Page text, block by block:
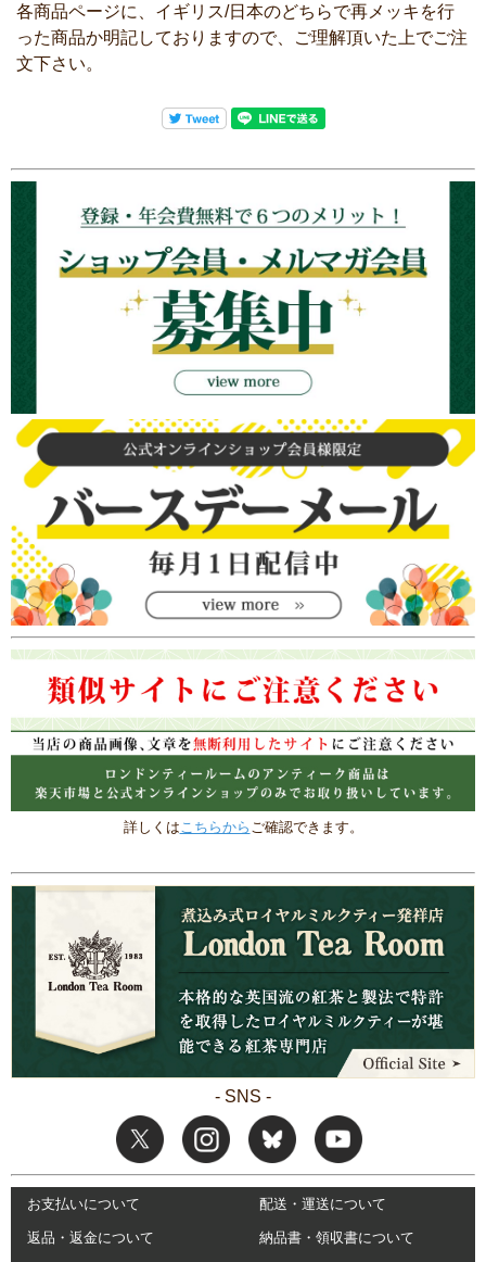
各商品ページに、イギリス/日本のどちらで再メッキを行
った商品か明記しておりますので、ご理解頂いた上でご注
文下さい。
詳しくは こちらから ご確認できます。
- SNS -
お支払いについて 配送・運送について
返品・返金について 納品書・領収書について